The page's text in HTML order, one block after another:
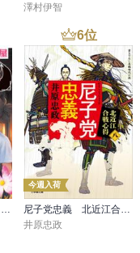
澤村伊智
異世界居酒屋「げん」三杯目
6位
今週入荷
尼子党忠義 北近江合戦心得〈八〉
井原忠政